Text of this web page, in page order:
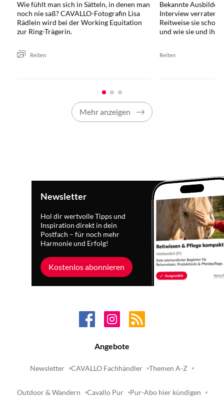
Wie fühlt man sich in Sätteln, in denen man
noch nie saß? CAVALLO-Fotografin Lisa
Rädlein wird bei der Working Equitation
zur Ring-Trägerin.
Reiten
Bekannte Ausbilder
Interview verraten,
Reitweise sie schon
und wie sie und ihre
Reiten
Mehr anzeigen
Newsletter
Hol dir wertvolle Tipps und
Inspiration direkt in dein
Postfach – für noch mehr
Harmonie und Erfolg!
Kostenlos abonnieren
Angebote
Newsletter CAVALLO Fachhändler Themen A-Z
Outdoor & Wandern Cavallo Pur Pur-Abo hier kündigen